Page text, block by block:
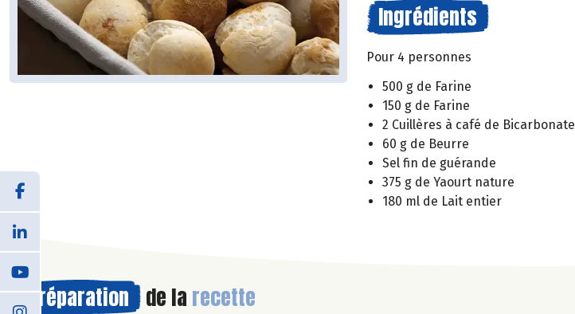
Ingrédients
Pour 4 personnes
500 g de Farine
150 g de Farine
2 Cuillères à café de Bicarbonate
60 g de Beurre
Sel fin de guérande
375 g de Yaourt nature
180 ml de Lait entier
Préparation de la recette